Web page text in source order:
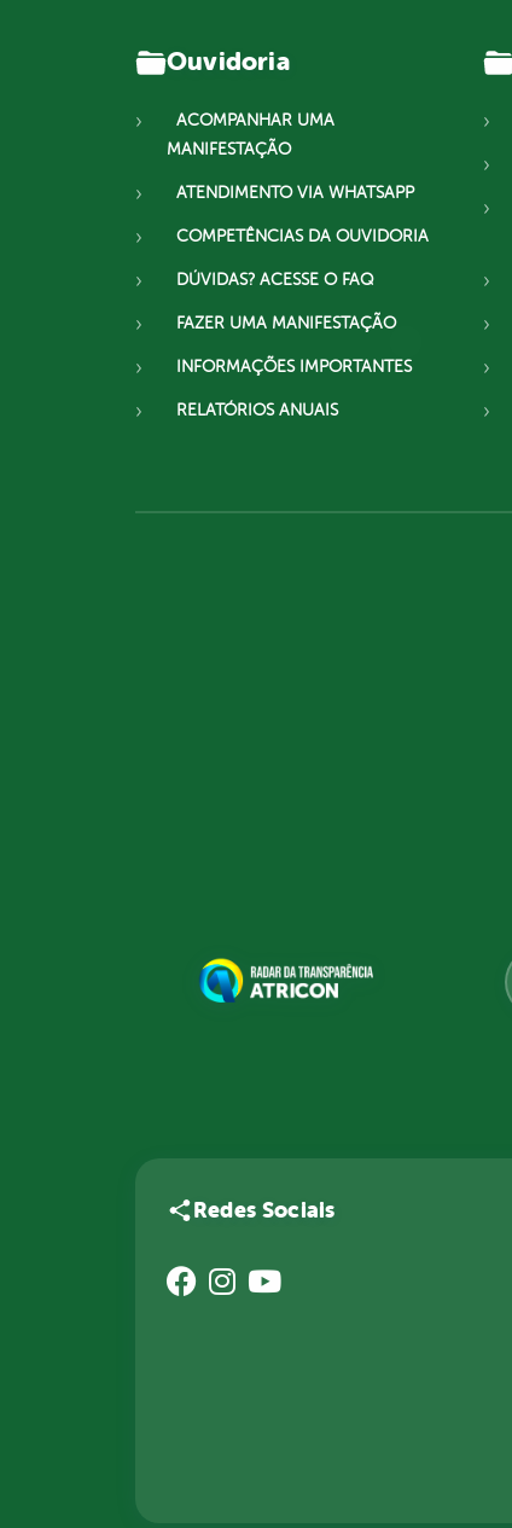
Ouvidoria
ACOMPANHAR UMA
MANIFESTAÇÃO
ATENDIMENTO VIA WHATSAPP
COMPETÊNCIAS DA OUVIDORIA
DÚVIDAS? ACESSE O FAQ
FAZER UMA MANIFESTAÇÃO
INFORMAÇÕES IMPORTANTES
RELATÓRIOS ANUAIS
Redes Sociais